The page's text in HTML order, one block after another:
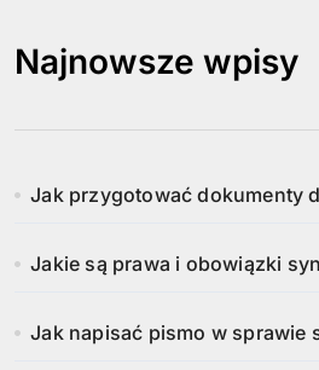
Najnowsze wpisy
Jak przygotować dokumenty
Jakie są prawa i obowiązki
Jak napisać pismo w sprawie